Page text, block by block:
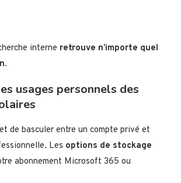
interne retrouve n’importe quel
.
usages personnels des
de basculer entre un compte privé et
Les options de stockage
abonnement Microsoft 365 ou